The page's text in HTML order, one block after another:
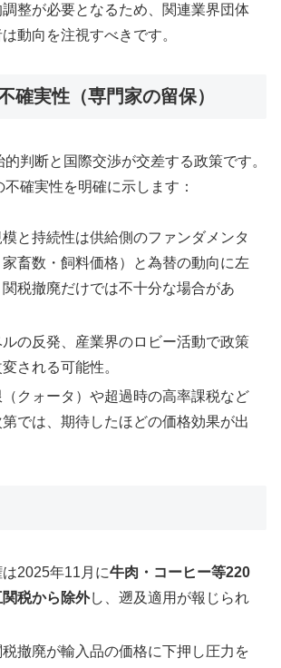
整が必要となるため、関連業界団体
動向を注視すべきです。
確実性（専門家の留保）
判断と国際交渉が交差する政策です。
確実性を明確に示します：
と持続性は供給側のファンダメンタ
畜数・飼料価格）と為替の動向に左
税撤廃だけでは不十分な場合があ
の反発、産業界のロビー活動で政策
される可能性。
クォータ）や超過時の高率課税など
では、期待したほどの価格効果が出
は2025年11月に牛肉・コーヒー等220
税から除外し、遡及適用が報じられ
撤廃が輸入品の価格に下押し圧力を